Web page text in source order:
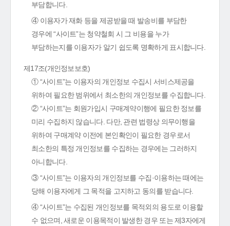
부담합니다.
④ 이용자가 재화 등을 제공받을 때 발송비를 부담한
경우에 “사이트”는 청약철회 시 그 비용을 누가
부담하는지를 이용자가 알기 쉽도록 명확하게 표시합니다.
제17조(개인정보보호)
① “사이트”는 이용자의 개인정보 수집시 서비스제공을
위하여 필요한 범위에서 최소한의 개인정보를 수집합니다.
② “사이트”는 회원가입시 구매계약이행에 필요한 정보를
미리 수집하지 않습니다. 다만, 관련 법령상 의무이행을
위하여 구매계약 이전에 본인확인이 필요한 경우로서
최소한의 특정 개인정보를 수집하는 경우에는 그러하지
아니합니다.
③ “사이트”는 이용자의 개인정보를 수집·이용하는 때에는
당해 이용자에게 그 목적을 고지하고 동의를 받습니다.
④ “사이트”는 수집된 개인정보를 목적외의 용도로 이용할
수 없으며, 새로운 이용목적이 발생한 경우 또는 제3자에게